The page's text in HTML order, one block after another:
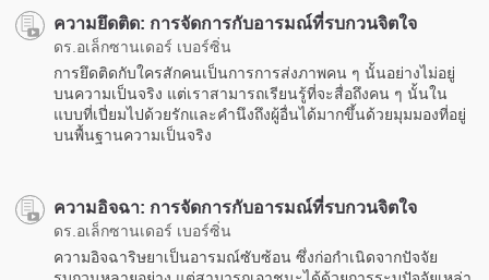
ความยึดติด: การจัดการกับอารมณ์ที่รบกวนจิตใจ
ดร.อเล็กซานเดอร์ เบอร์ซิ่น
การยึดติดกับใครสักคนเป็นการการส่งภาพคน ๆ นั้นอย่างไม่อยู่
บนความเป็นจริง แต่เราสามารถเรียนรู้ที่จะสื่อถึงคน ๆ นั้นใน
แบบที่เปี่ยมไปด้วยรักและคำนึงถึงผู้อื่นได้มากขึ้นด้วยมุมมองที่อยู่
บนพื้นฐานความเป็นจริง
ความอิจฉา: การจัดการกับอารมณ์ที่รบกวนจิตใจ
ดร.อเล็กซานเดอร์ เบอร์ซิ่น
ความอิจฉาริษยาเป็นอารมณ์ซับซ้อน ซึ่งก่อกำเนิดจากปัจจัย